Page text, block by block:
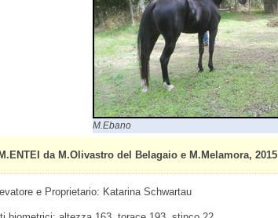
M.Ebano
M.ENTEI da M.Olivastro del Belagaio e M.Melamora, 2015
e Proprietario: Katarina Schwartau